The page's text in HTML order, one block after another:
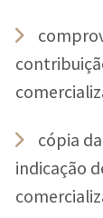
cópia
indicação